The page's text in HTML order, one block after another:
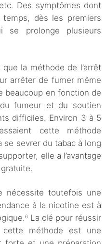
Des symptômes dont
temps, dès les premiers
se prolonge plusieurs
la méthode de l’arrêt
arrêter de fumer même
beaucoup en fonction de
fumeur et du soutien
difficiles. Environ 3 à 5
cette méthode
sevrer du tabac à long
elle a l’avantage
nécessite toutefois une
à la nicotine est à
6 La clé pour réussir
méthode est une